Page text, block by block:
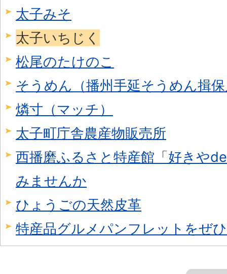
太子みそ
太子いちじく
松尾のたけのこ
そうめん（播州手延そうめん揖
燐寸（マッチ）
太子町庁舎農産物販売所
西播磨ふるさと特産館「好きや
みませんか
ひょうごの天然皮革
特産品グルメパンフレットをぜ